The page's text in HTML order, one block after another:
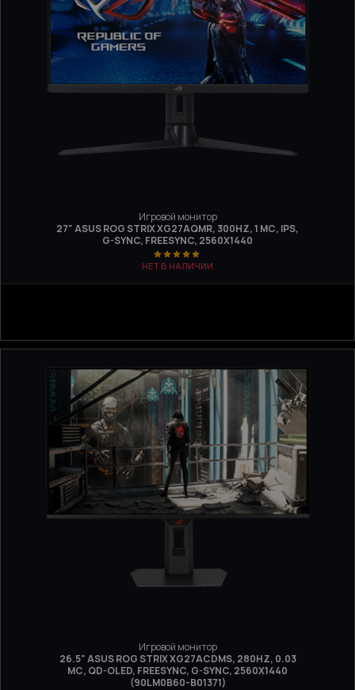
Игровой монитор
27" ASUS ROG STRIX XG27AQMR, 300HZ, 1 МС, IPS,
G-SYNC, FREESYNC, 2560Х1440
НЕТ В НАЛИЧИИ
Игровой монитор
26.5" ASUS ROG STRIX XG27ACDMS, 280HZ, 0.03
МС, QD-OLED, FREESYNC, G-SYNC, 2560X1440
(90LM0B60-B01371)